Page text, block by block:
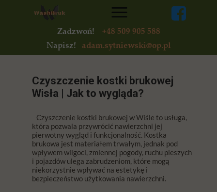
Zadzwoń!
+48 509 905 588
Napisz!
adam.sytniewski@op.pl
Czyszczenie kostki brukowej
Wisła | Jak to wygląda?
Czyszczenie kostki brukowej w Wiśle to usługa,
która pozwala przywrócić nawierzchni jej
pierwotny wygląd i funkcjonalność. Kostka
brukowa jest materiałem trwałym, jednak pod
wpływem wilgoci, zmiennej pogody, ruchu pieszych
i pojazdów ulega zabrudzeniom, które mogą
niekorzystnie wpływać na estetykę i
bezpieczeństwo użytkowania nawierzchni.